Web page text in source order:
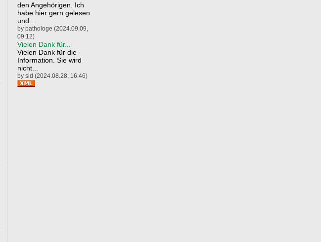
den Angehörigen. Ich
habe hier gern gelesen
und...
by pathologe (2024.09.09,
09:12)
Vielen Dank für...
Vielen Dank für die
Information. Sie wird
nicht...
by sid (2024.08.28, 16:46)